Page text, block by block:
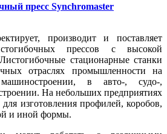
пресс Synchromaster
производит и поставляет
прессов с высокой
Листогибочные стационарные станки
отраслях промышленности на
в авто-, судо-,
На небольших предприятиях
изготовления профилей, коробов,
и иной формы.